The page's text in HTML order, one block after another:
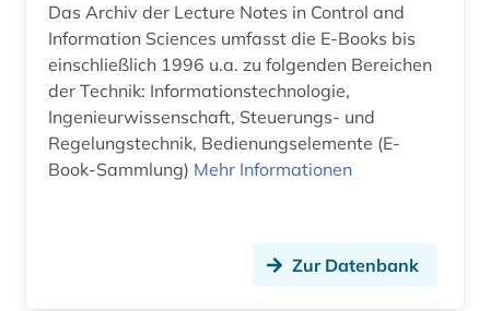
biowissenschaften (5)
botanik (1)
brecht, bertolt | schriftsteller;
theaterintendant; theaterregisseur; dramatiker;
schauspieler; lyriker; regisseur; drehbuchautor;
musiker; librettist (1)
bruchmechanik (1)
Luxemburg (1)
Mittelamerika (2)
Niederlande (1)
Nordamerika (2)
Das Archiv der Lecture Notes in Control and
Information Sciences umfasst die E-Books bis
einschließlich 1996 u.a. zu folgenden Bereichen
der Technik: Informationstechnologie,
Ingenieurwissenschaft, Steuerungs- und
Regelungstechnik, Bedienungselemente (E-
Book-Sammlung) Mehr Informationen
Zur Datenbank